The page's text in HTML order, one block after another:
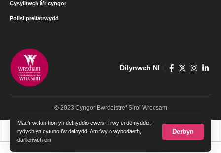
Mae’r wefan hon yn defnyddio cwcis. Trwy ei defnyddio,
rydych yn cytuno i’w defnydd. Am fwy o wybodaeth,
darllenwch ein
Derbyn
Cysylltwch â’r cyngor
Polisi preifatrwydd
Dilynwch NI
© 2023 Cyngor Bwrdeistref Sirol Wrecsam
Cymraeg English